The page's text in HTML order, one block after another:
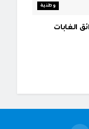
وطنية
الغابات